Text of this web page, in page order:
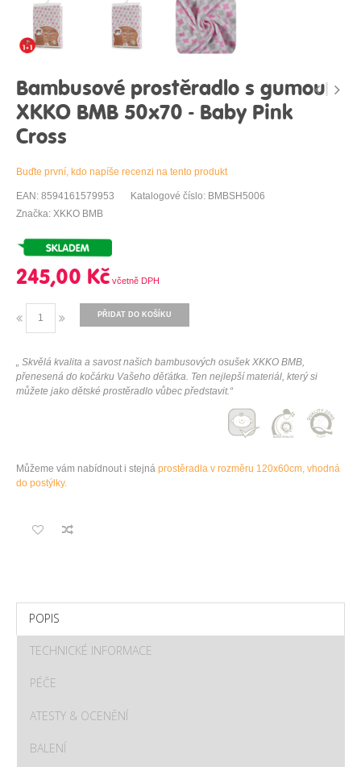
Bambusové prostěradlo s gumou
XKKO BMB 50x70 - Baby Pink
Cross
Buďte první, kdo napíše recenzi na tento produkt
EAN: 8594161579953
Katalogové číslo: BMBSH5006
Značka: XKKO BMB
245,00 Kč
PŘIDAT DO KOŠÍKU
„ Skvělá kvalita a savost našich bambusových osušek XKKO BMB,
přenesená do kočárku Vašeho děťátka. Ten nejlepší materiál, který si
můžete jako dětské prostěradlo vůbec představit.“
Můžeme vám nabídnout i stejná prostěradla v rozměru 120x60cm, vhodná
do postýlky.
POPIS
TECHNICKÉ INFORMACE
PÉČE
ATESTY & OCENĚNÍ
BALENÍ